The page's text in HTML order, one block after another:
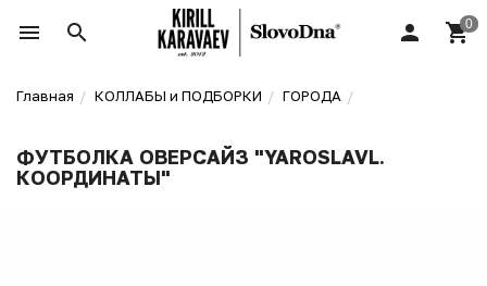
Главная КОЛЛАБЫ и ПОДБОРКИ ГОРОДА
ФУТБОЛКА ОВЕРСАЙЗ "YAROSLAVL.
КООРДИНАТЫ"